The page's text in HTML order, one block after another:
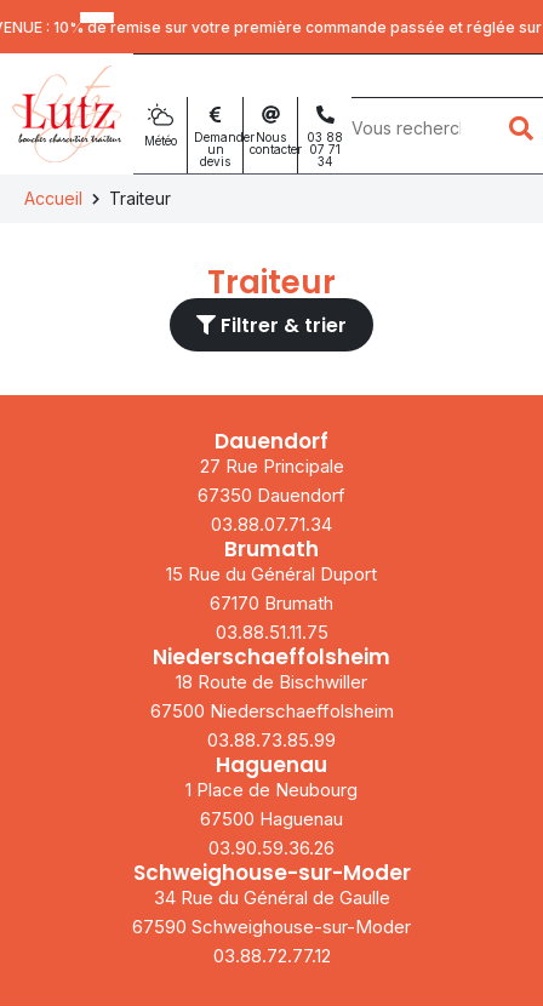
: 10% de remise sur votre première commande passée et réglée sur
Météo
Demander
un
devis
Nous
contacter
03 88
07 71
34
clés
:
Accueil Traiteur
Traiteur
Filtrer & trier
Dauendorf
27 Rue Principale
67350 Dauendorf
03.88.07.71.34
Brumath
15 Rue du Général Duport
67170 Brumath
03.88.51.11.75
Niederschaeffolsheim
18 Route de Bischwiller
67500 Niederschaeffolsheim
03.88.73.85.99
Haguenau
1 Place de Neubourg
67500 Haguenau
03.90.59.36.26
Schweighouse-sur-Moder
34 Rue du Général de Gaulle
67590 Schweighouse-sur-Moder
03.88.72.77.12
Panneau de gestion des cookies